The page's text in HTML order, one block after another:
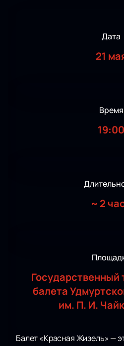
Дата
21
Время
19:00
~ 2
Государственный
балета
им. П. И.
Балет «Красная Жизель» —